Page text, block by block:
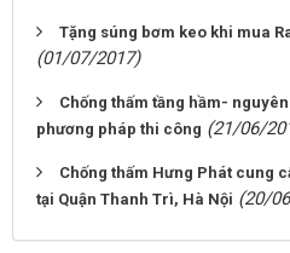
Tặng súng bơm keo khi mua
(01/07/2017)
Chống thấm tầng hầm-
phương pháp thi công (21/06/
Chống thấm Hưng Phát cung
tại Quận Thanh Trì, Hà Nội (20/